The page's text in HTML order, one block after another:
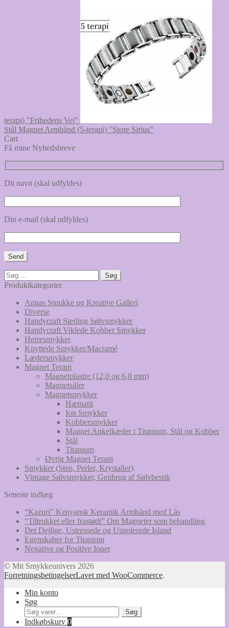
terapi) "Frihedens Vej"
Stål Magnet Armbånd (5-terapi) "Store Sirius"
Cart
Få mine Nyhedsbreve
Dit navn (skal udfyldes)
Din e-mail (skal udfyldes)
Søg
efter:
Produktkategorier
Annas Smukke og Kreative Galleri
Diverse
Handycraft Sterling Sølvsmykker
Handycraft Viklede Kobber Smykker
Herresmykker
Knyttede Smykker/Macramé
Lædersmykker
Magnet Terapi
Magnetplastre (12,0 og 6,0 mm)
Magnetsåler
Magnetsmykker
Hæmatit
Ion Smykker
Kobbersmykker
Magnet Ankelkæder i Titanium, Stål og Kobber
Stål
Titanium
Øvrig Magnet Terapi
Smykker (Sten, Perler, Krystaller)
Vintage Sølvsmykker, Genbrug af Sølvbestik
Seneste indlæg
“Kazuri” Kenyansk Keramik Armbånd med Lås
“Tiltrukket eller frastødt” Om Magneter som behandling
Det Dejlige, Ustressede og Uspolerede Island
Egenskaber for Titanium
Negative og Positive Ioner
© Mit Smykkeunivers 2026
ForretningsbetingelserLavet med WooCommerce.
Min konto
Søg
Søg
efter:
Søg
Indkøbskurv 0